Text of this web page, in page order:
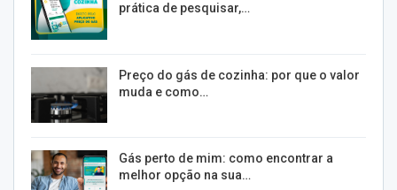
prática de pesquisar,…
Preço do gás de cozinha: por que o valor
muda e como…
Gás perto de mim: como encontrar a
melhor opção na sua…